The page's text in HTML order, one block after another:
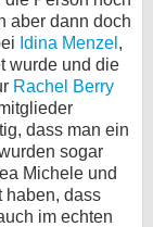
aber dann doch
Idina Menzel ,
wurde und die
Rachel Berry
dass man ein
sogar
Michele und
haben, dass
im echten